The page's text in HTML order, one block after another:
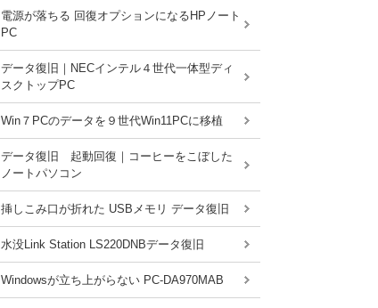
電源が落ちる 回復オプションになるHPノート
PC
データ復旧｜NECインテル４世代一体型ディ
スクトップPC
Win７PCのデータを９世代Win11PCに移植
データ復旧 起動回復｜コーヒーをこぼした
ノートパソコン
挿しこみ口が折れた USBメモリ データ復旧
水没Link Station LS220DNBデータ復旧
Windowsが立ち上がらない PC-DA970MAB